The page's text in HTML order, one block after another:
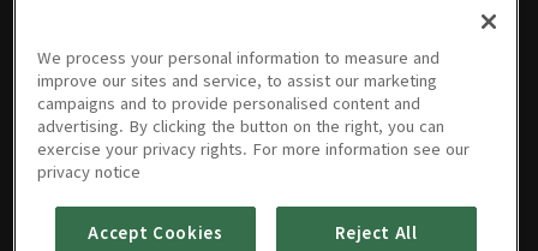
PREMIUM
19회
10/21/2022 • 23분
PREMIUM
20회
PREMIUM
21회
PREMIUM
22회
PREMIUM
23회 24회
We process your personal information to measure and
improve our sites and service, to assist our marketing
campaigns and to provide personalised content and
advertising. By clicking the button on the right, you can
exercise your privacy rights. For more information see our
privacy notice
Accept Cookies Reject All